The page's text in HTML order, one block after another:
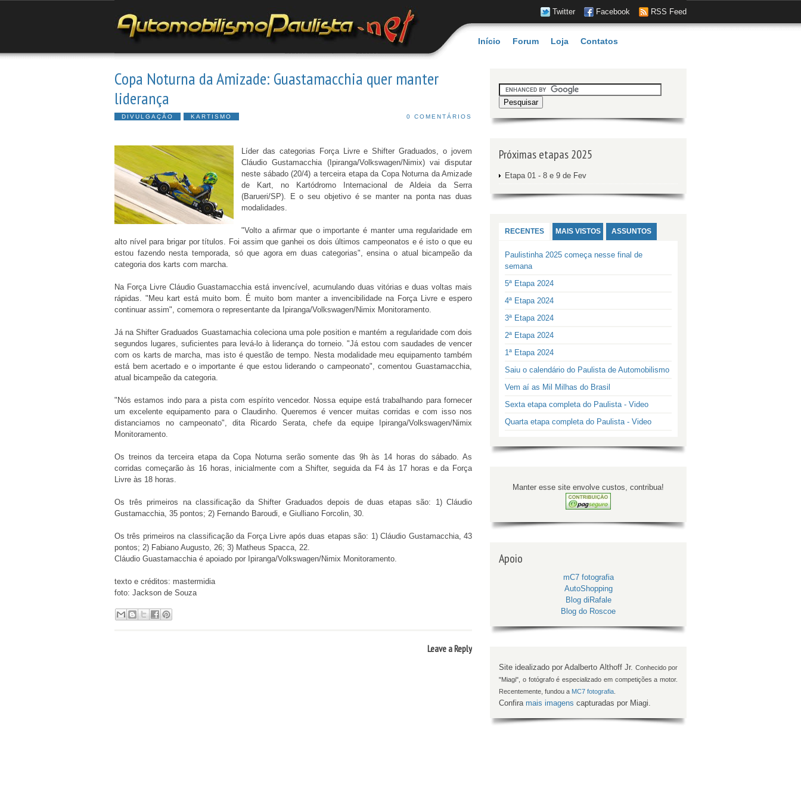
Twitter Facebook RSS Feed
Início Forum Loja Contatos
Copa Noturna da Amizade: Guastamacchia quer manter
liderança
0 COMENTÁRIOS
DIVULGAÇÃO KARTISMO
Líder das categorias Força Livre e Shifter Graduados, o jovem
Cláudio Gustamacchia (Ipiranga/Volkswagen/Nimix) vai disputar
neste sábado (20/4) a terceira etapa da Copa Noturna da Amizade
de Kart, no Kartódromo Internacional de Aldeia da Serra
(Barueri/SP). E o seu objetivo é se manter na ponta nas duas
modalidades.
"Volto a afirmar que o importante é manter uma regularidade em
alto nível para brigar por títulos. Foi assim que ganhei os dois últimos campeonatos e é isto o que eu
estou fazendo nesta temporada, só que agora em duas categorias", ensina o atual bicampeão da
categoria dos karts com marcha.
Na Força Livre Cláudio Guastamacchia está invencível, acumulando duas vitórias e duas voltas mais
rápidas. "Meu kart está muito bom. É muito bom manter a invencibilidade na Força Livre e espero
continuar assim", comemora o representante da Ipiranga/Volkswagen/Nimix Monitoramento.
Já na Shifter Graduados Guastamachia coleciona uma pole position e mantém a regularidade com dois
segundos lugares, suficientes para levá-lo à liderança do torneio. "Já estou com saudades de vencer
com os karts de marcha, mas isto é questão de tempo. Nesta modalidade meu equipamento também
está bem acertado e o importante é que estou liderando o campeonato", comentou Guastamacchia,
atual bicampeão da categoria.
"Nós estamos indo para a pista com espírito vencedor. Nossa equipe está trabalhando para fornecer
um excelente equipamento para o Claudinho. Queremos é vencer muitas corridas e com isso nos
distanciamos no campeonato", dita Ricardo Serata, chefe da equipe Ipiranga/Volkswagen/Nimix
Monitoramento.
Os treinos da terceira etapa da Copa Noturna serão somente das 9h às 14 horas do sábado. As
corridas começarão às 16 horas, inicialmente com a Shifter, seguida da F4 às 17 horas e da Força
Livre às 18 horas.
Os três primeiros na classificação da Shifter Graduados depois de duas etapas são: 1) Cláudio
Gustamacchia, 35 pontos; 2) Fernando Baroudi, e Giulliano Forcolin, 30.
Os três primeiros na classificação da Força Livre após duas etapas são: 1) Cláudio Gustamacchia, 43
pontos; 2) Fabiano Augusto, 26; 3) Matheus Spacca, 22.
Cláudio Guastamacchia é apoiado por Ipiranga/Volkswagen/Nimix Monitoramento.
texto e créditos: mastermidia
foto: Jackson de Souza
Leave a Reply
Próximas etapas 2025
Etapa 01 - 8 e 9 de Fev
RECENTES MAIS VISTOS ASSUNTOS
Paulistinha 2025 começa nesse final de
semana
5ª Etapa 2024
4ª Etapa 2024
3ª Etapa 2024
2ª Etapa 2024
1ª Etapa 2024
Saiu o calendário do Paulista de Automobilismo
Vem aí as Mil Milhas do Brasil
Sexta etapa completa do Paulista - Video
Quarta etapa completa do Paulista - Video
Manter esse site envolve custos, contribua!
Apoio
mC7 fotografia
AutoShopping
Blog diRafale
Blog do Roscoe
Site idealizado por Adalberto Althoff Jr. Conhecido por
"Miagi", o fotógrafo é especializado em competições a motor.
Recentemente, fundou a MC7 fotografia
Confira mais imagens capturadas por Miagi.